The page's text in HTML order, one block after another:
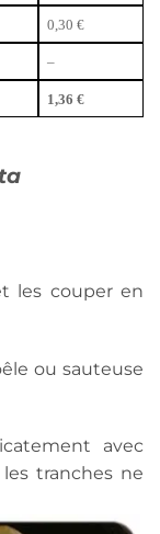
0,30 €
–
1,36 €
les couper en
ou sauteuse
avec
tranches ne